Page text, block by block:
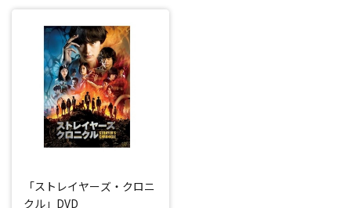
「ストレイヤーズ・クロニ
クル」DVD